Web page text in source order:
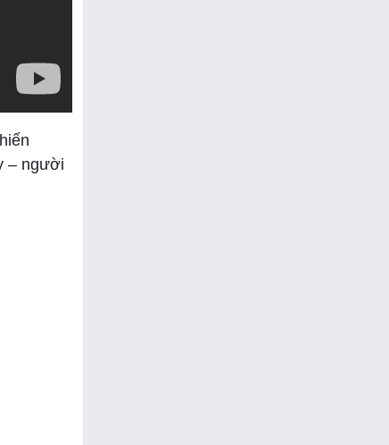
– người